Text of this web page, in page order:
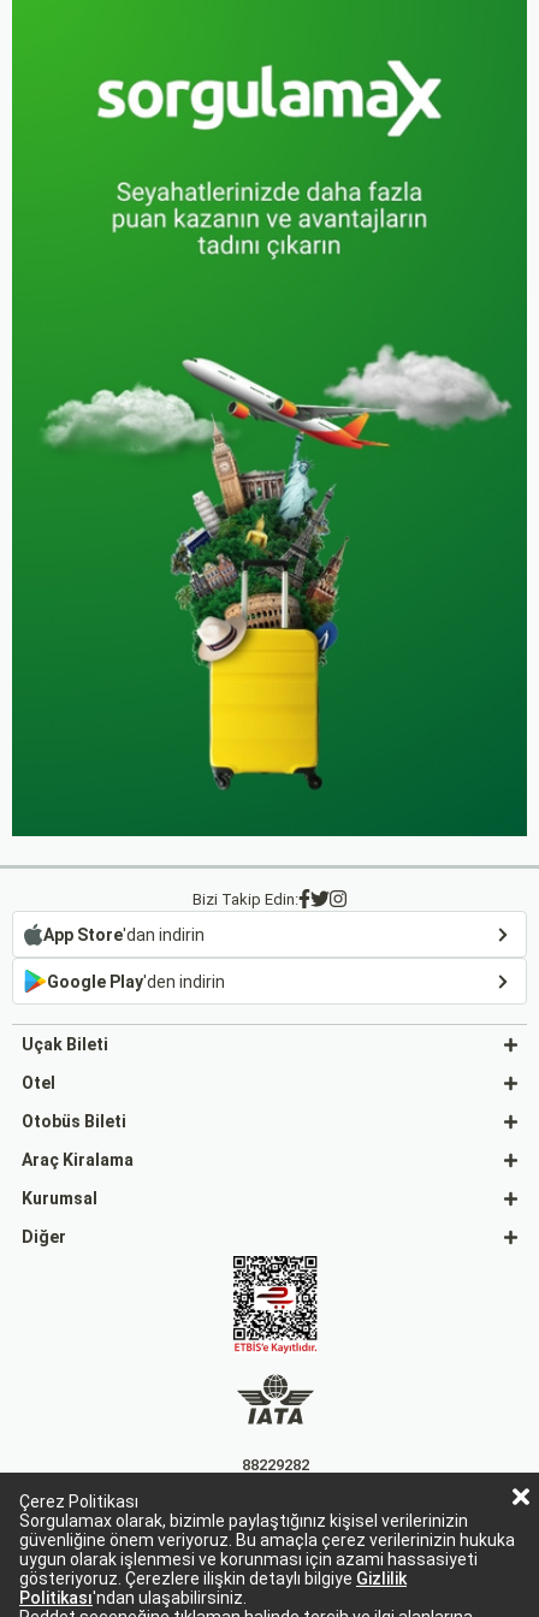
Çerez Politikası
Sorgulamax olarak, bizimle paylaştığınız kişisel verilerinizin
güvenliğine önem veriyoruz. Bu amaçla çerez verilerinizin hukuka
uygun olarak işlenmesi ve korunması için azami hassasiyeti
gösteriyoruz. Çerezlere ilişkin detaylı bilgiye Gizlilik
Politikası'ndan ulaşabilirsiniz.
Bizi Takip Edin:
App Store'dan indirin
Google Play'den indirin
Uçak Bileti
Otel
Otobüs Bileti
Araç Kiralama
Kurumsal
Diğer
88229282
15863